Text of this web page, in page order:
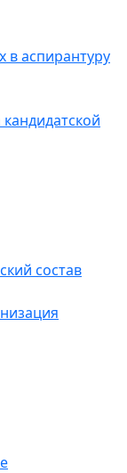
аспирантуру
состав